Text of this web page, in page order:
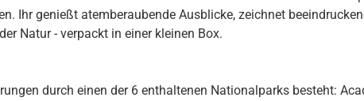
Ihr genießt atemberaubende Ausblicke, zeichnet
Natur - verpackt in einer kleinen Box.
durch einen der 6 enthaltenen Nationalparks besteht: